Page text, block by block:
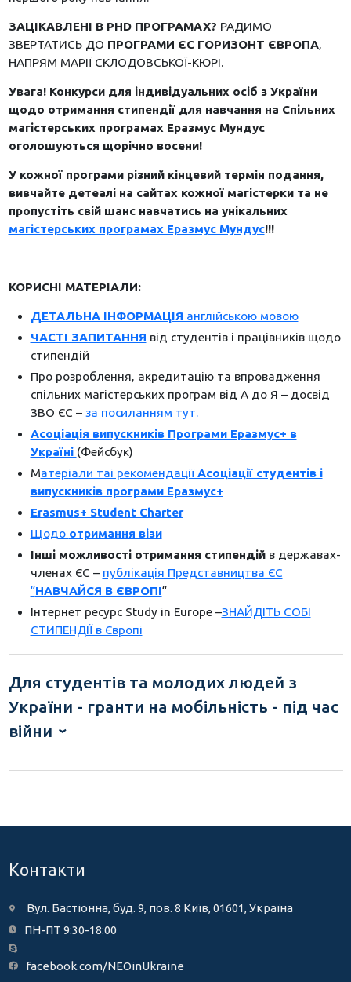
ЗАЦІКАВЛЕНІ В PHD ПРОГРАМАХ? РАДИМО
ЗВЕРТАТИСЬ ДО ПРОГРАМИ ЄС ГОРИЗОНТ ЄВРОПА,
НАПРЯМ МАРІЇ СКЛОДОВСЬКОЇ-КЮРІ.
Увага! Конкурси для індивідуальних осіб з України
щодо отримання стипендії для навчання на Спільних
магістерських програмах Еразмус Мундус
оголошуються щорічно восени!
У кожної програми різний кінцевий термін подання,
вивчайте детеалі на сайтах кожної магістерки та не
пропустіть свій шанс навчатись на унікальних
магістерських програмах Еразмус Мундус!!!
КОРИСНІ МАТЕРІАЛИ:
ДЕТАЛЬНА ІНФОРМАЦІЯ англійською мовою
ЧАСТІ ЗАПИТАННЯ від студентів і працівників щодо
стипендій
Про розроблення, акредитацію та впровадження
спільних магістерських програм від А до Я – досвід
ЗВО ЄС – за посиланням тут.
Асоціація випускників Програми Еразмус+ в
Україні (Фейсбук)
Матеріали таі рекомендаціїАсоціації студентів і
випускників програми Еразмус+
Erasmus+ Student Charter
Щодо отримання візи
Інші можливості отримання стипендійв державах-
членах ЄС – публікація Представництва ЄС
“НАВЧАЙСЯ В ЄВРОПІ“
Інтернет ресурс Study in Europe –ЗНАЙДІТЬ СОБІ
СТИПЕНДІЇ в Європі
Для студентів та молодих людей з
України - гранти на мобільність - під час
війни
Контакти
Вул. Бастіонна, буд. 9, пов. 8 Київ, 01601, Україна
ПН-ПТ 9:30-18:00
facebook.com/NEOinUkraine